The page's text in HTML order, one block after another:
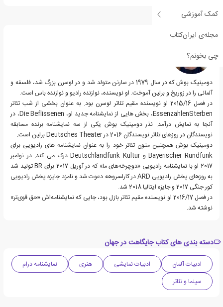
کمک آموزشی
مجله‌ی ایران‌کتاب
چی بخونم؟
درباره دومینیک بوش
دومینیک بوش که در سال 1979 در سارنن متولد شد و در لوسرن بزرگ شد، فلسفه و
آلمانی را در زوریخ و برلین آموخت. او نویسنده، نوازنده رادیو و نوازنده باس است.
در فصل 2015/16 او نویسنده مقیم تئاتر لوسرن بود. به عنوان بخشی از شب تئاتر
EssenzahlenSterben، بخش هایی از نمایشنامه جدید او، Die Beflissenen، در
آنجا به نمایش درآمد. نذر دومینیک بوش یکی از سه نمایشنامه برنده مسابقه
نویسندگان در روزهای تئاتر نویسندگان 2016 در Deutsches Theater برلین است.
دومینیک بوش همچنین متون تئاتر خود را به عنوان نمایشنامه های رادیویی برای
Bayerischer Rundfunk و Deutschlandfunk Kultur درک می کند. در نوامبر
2017 او با نمایشنامه رادیویی «دوچرخه‌های ما» که در آوریل 2017 برای BR تولید شد
به روزهای پخش رادیویی ARD در کارلسروهه دعوت شد و نامزد جایزه پخش رادیویی
کور جنگی 2017 و جایزه ایتالیا 2018 شد.
در فصل 2016/17 او نویسنده مقیم تئاتر بازل بود، جایی که نمایشنامه‌اش «حق قوی‌تر»
نوشته شد.
دسته بندی های کتاب جایگاهت در جهان
ادبیات آلمان ادبیات نمایشی هنری
نمایشنامه درام
سینما و تئاتر